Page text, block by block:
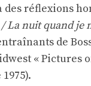
des réflexions
La nuit quand je
de
« Pictures